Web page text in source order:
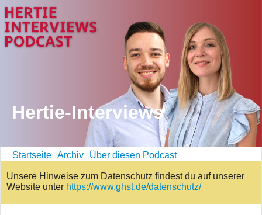
Hertie-Interviews
Startseite Archiv Über diesen Podcast
Unsere Hinweise zum Datenschutz findest du auf unserer
Website unter https://www.ghst.de/datenschutz/